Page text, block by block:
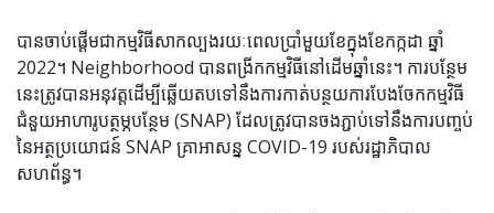
បានចាប់ផ្តើមជាកម្មវិធីសាកល្បងរយៈពេលប្រាំមួយខែក្នុងខែកក្កដា ឆ្នាំ
2022។ Neighborhood បានពង្រីកកម្មវិធីនៅដើមឆ្នាំនេះ។ ការបន្ថែម
នេះត្រូវបានអនុវត្តដើម្បីឆ្លើយតបទៅនឹងការកាត់បន្ថយការបែងចែកកម្មវិធី
ជំនួយអាហារូបត្ថម្ភបន្ថែម (SNAP) ដែលត្រូវបានចងភ្ជាប់ទៅនឹងការបញ្ចប់
នៃអត្ថប្រយោជន៍ SNAP គ្រាអាសន្ន COVID-19 របស់រដ្ឋាភិបាល
សហព័ន្ធ។